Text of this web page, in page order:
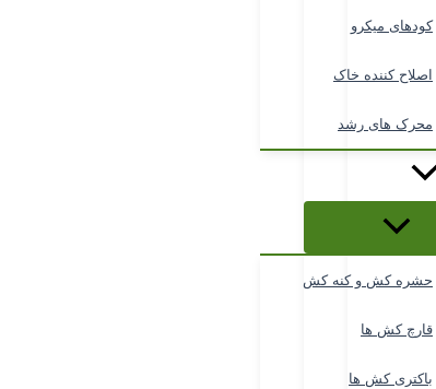
کودهای میکرو
اصلاح کننده خاک
محرک های رشد
حشره کش و کنه کش
قارچ کش ها
باکتری کش ها